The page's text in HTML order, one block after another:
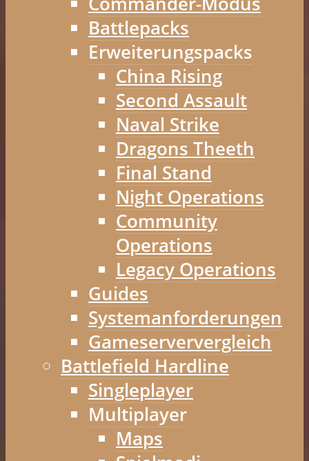
Battlepacks
Erweiterungspacks
China Rising
Second Assault
Naval Strike
Dragons Theeth
Final Stand
Night Operations
Community
Operations
Legacy Operations
Guides
Systemanforderungen
Gameserververgleich
Battlefield Hardline
Singleplayer
Multiplayer
Maps